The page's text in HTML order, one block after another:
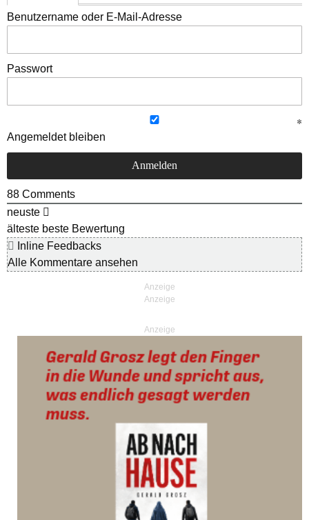
Benutzername oder E-Mail-Adresse
Passwort
Angemeldet bleiben
88 Comments
neuste
älteste beste Bewertung
Inline Feedbacks
Alle Kommentare ansehen
Anzeige